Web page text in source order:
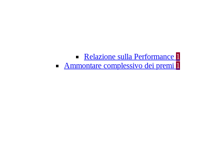
Relazione sulla Performance 1
Ammontare complessivo dei premi 1